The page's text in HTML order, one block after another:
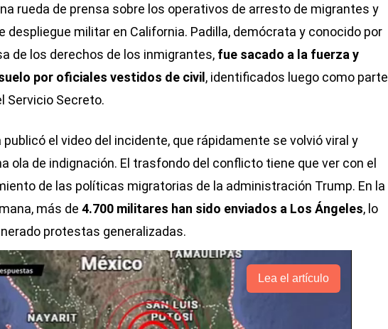
rueda de prensa sobre los operativos de arresto de migrantes y
despliegue militar en California. Padilla, demócrata y conocido por
de los derechos de los inmigrantes, fue sacado a la fuerza y
por oficiales vestidos de civil , identificados luego como parte
Servicio Secreto.
publicó el video del incidente, que rápidamente se volvió viral y
ola de indignación. El trasfondo del conflicto tiene que ver con el
de las políticas migratorias de la administración Trump. En la
más de 4.700 militares han sido enviados a Los Ángeles, lo
protestas generalizadas.
Lea el artículo